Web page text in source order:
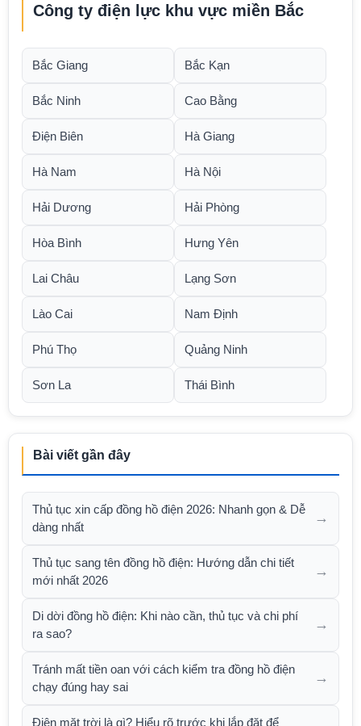
Công ty điện lực khu vực miền Bắc
Bắc Giang Bắc Kạn
Bắc Ninh Cao Bằng
Điện Biên Hà Giang
Hà Nam Hà Nội
Hải Dương Hải Phòng
Hòa Bình Hưng Yên
Lai Châu Lạng Sơn
Lào Cai Nam Định
Phú Thọ Quảng Ninh
Sơn La Thái Bình
Bài viết gần đây
Thủ tục xin cấp đồng hồ điện 2026: Nhanh gọn & Dễ
dàng nhất
→
Thủ tục sang tên đồng hồ điện: Hướng dẫn chi tiết
mới nhất 2026
→
Di dời đồng hồ điện: Khi nào cần, thủ tục và chi phí
ra sao?
→
Tránh mất tiền oan với cách kiểm tra đồng hồ điện
chạy đúng hay sai
→
Điện mặt trời là gì? Hiểu rõ trước khi lắp đặt để